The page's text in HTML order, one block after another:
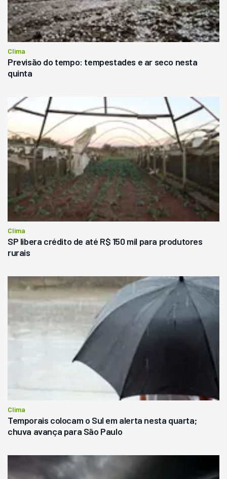
Clima
Previsão do tempo: tempestades e ar seco nesta
quinta
Clima
SP libera crédito de até R$ 150 mil para produtores
rurais
Clima
Temporais colocam o Sul em alerta nesta quarta;
chuva avança para São Paulo